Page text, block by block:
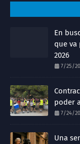
En
que va
2026
7/25/
poder
7/24/
Una